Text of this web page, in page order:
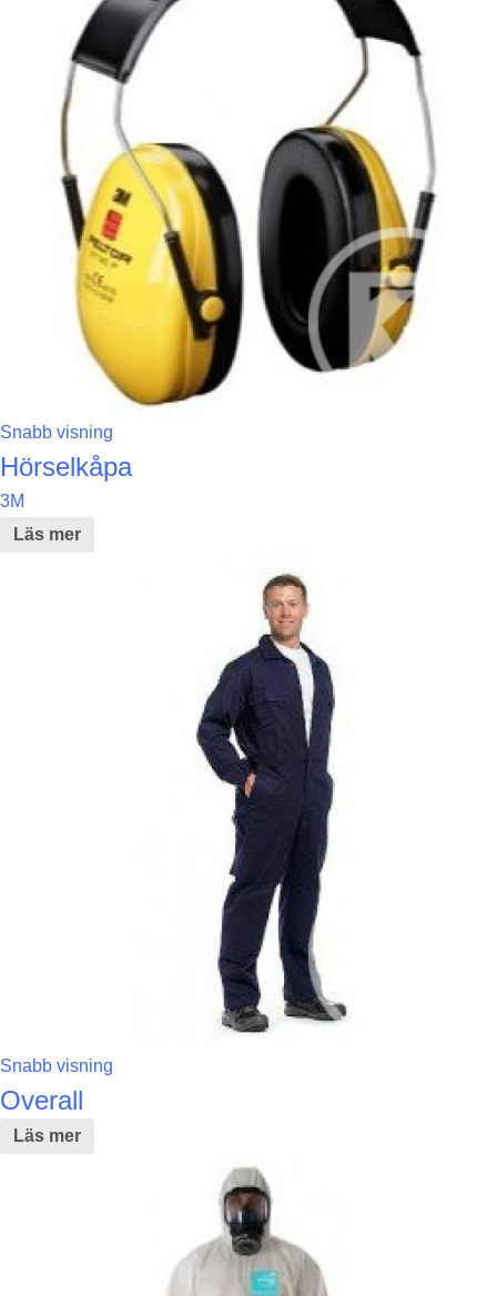
Snabb visning
Hörselkåpa
3M
Läs mer
Snabb visning
Overall
Läs mer